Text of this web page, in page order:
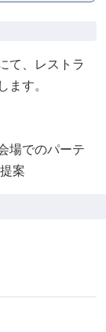
て、レストラ
ます。
場でのパーテ
案